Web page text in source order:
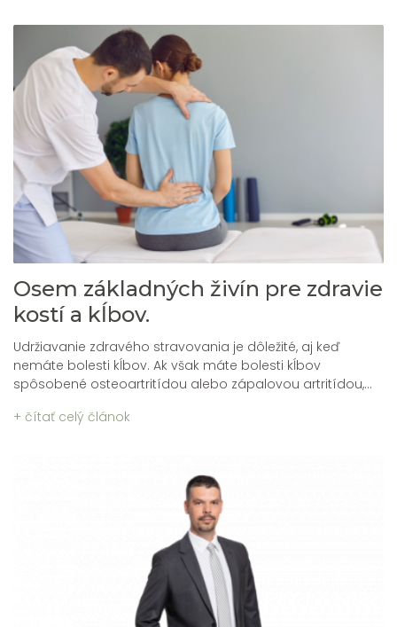
Osem základných živín pre zdravie
kostí a kĺbov.
Udržiavanie zdravého stravovania je dôležité, aj keď
nemáte bolesti kĺbov. Ak však máte bolesti kĺbov
spôsobené osteoartritídou alebo zápalovou artritídou,...
+ čítať celý článok